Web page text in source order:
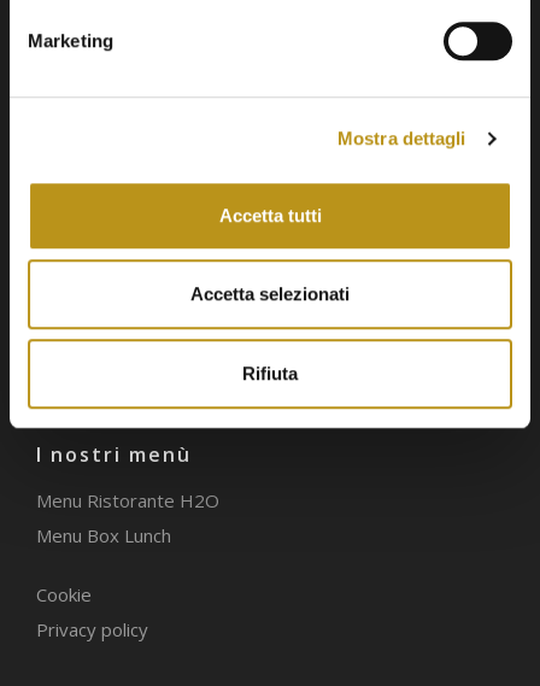
Marketing
Mostra dettagli
Accetta tutti
Accetta selezionati
Rifiuta
HST Green
Lavora con noi
Informazioni Generali
I nostri menù
Menu Ristorante H2O
Menu Box Lunch
Cookie
Privacy policy